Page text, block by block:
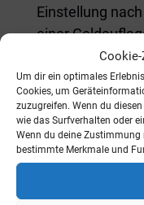
Um dir ein optimales
Cookies, um
zuzugreifen. Wenn du
wie das Surfverhalten oder
Wenn du deine Zustimmung
bestimmte Merkmale und
Einstellung
einer
regelmäßig die
Zahlung